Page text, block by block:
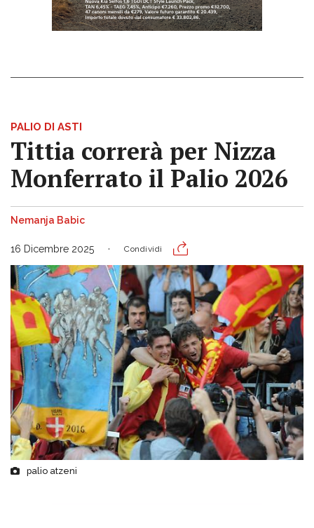
PALIO DI ASTI
Tittia correrà per Nizza
Monferrato il Palio 2026
Nemanja Babic
16 Dicembre 2025 Condividi
palio atzeni